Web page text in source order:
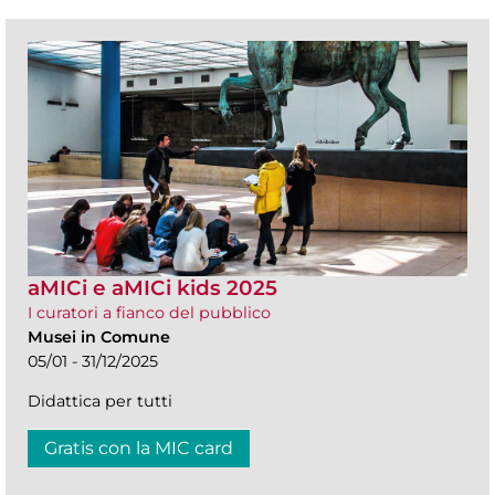
aMICi e aMICi kids 2025
I curatori a fianco del pubblico
Musei in Comune
05/01 - 31/12/2025
Didattica per tutti
Gratis con la MIC card